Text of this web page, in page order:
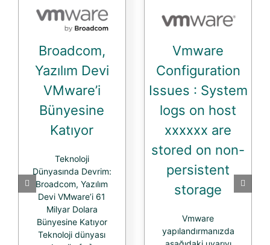
Broadcom,
Yazılım Devi
VMware’i
Bünyesine
Katıyor
Teknoloji
Dünyasında Devrim:
Broadcom, Yazılım
Devi VMware’i 61
Milyar Dolara
Bünyesine Katıyor
Teknoloji dünyası
Vmware
Configuration
Issues : System
logs on host
xxxxxx are
stored on non-
persistent
storage
Vmware
yapılandırmanızda